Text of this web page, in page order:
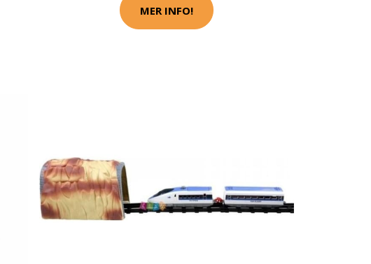
MER INFO!